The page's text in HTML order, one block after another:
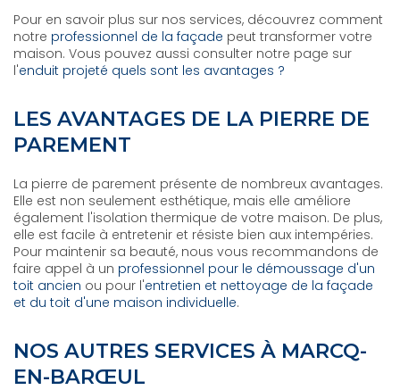
Pour en savoir plus sur nos services, découvrez comment
notre professionnel de la façade peut transformer votre
maison. Vous pouvez aussi consulter notre page sur
l'enduit projeté quels sont les avantages ?
LES AVANTAGES DE LA PIERRE DE
PAREMENT
La pierre de parement présente de nombreux avantages.
Elle est non seulement esthétique, mais elle améliore
également l'isolation thermique de votre maison. De plus,
elle est facile à entretenir et résiste bien aux intempéries.
Pour maintenir sa beauté, nous vous recommandons de
faire appel à un professionnel pour le démoussage d'un
toit ancien ou pour l'entretien et nettoyage de la façade
et du toit d'une maison individuelle.
NOS AUTRES SERVICES À MARCQ-
EN-BARŒUL